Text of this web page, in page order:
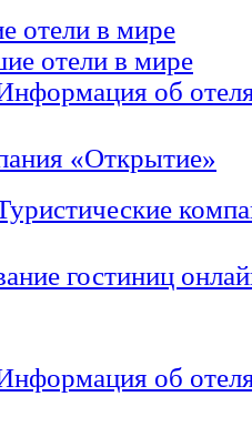
отели в мире
об
«Открытие»
гостиниц
об